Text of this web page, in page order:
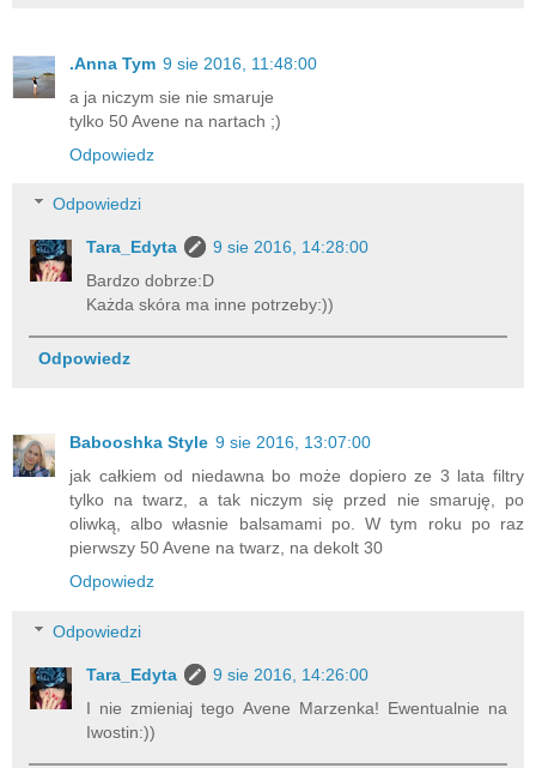
.Anna Tym 9 sie 2016, 11:48:00
a ja niczym sie nie smaruje
tylko 50 Avene na nartach ;)
Odpowiedz
Odpowiedzi
Tara_Edyta
9 sie 2016, 14:28:00
Bardzo dobrze:D
Każda skóra ma inne potrzeby:))
Odpowiedz
Babooshka Style 9 sie 2016, 13:07:00
jak całkiem od niedawna bo może dopiero ze 3 lata filtry
tylko na twarz, a tak niczym się przed nie smaruję, po
oliwką, albo własnie balsamami po. W tym roku po raz
pierwszy 50 Avene na twarz, na dekolt 30
Odpowiedz
Odpowiedzi
Tara_Edyta
9 sie 2016, 14:26:00
I nie zmieniaj tego Avene Marzenka! Ewentualnie na
Iwostin:))